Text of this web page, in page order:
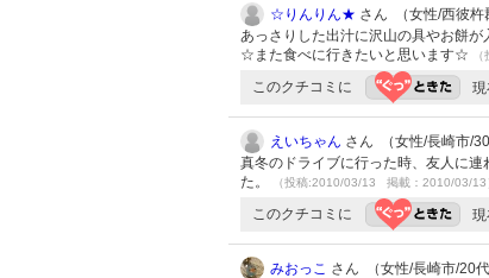
☆りんりん★ さん （女性/西彼杵
あっさりした出汁に沢山の具やお餅
☆また食べに行きたいと思います☆
このクチコミに 現
えいちゃん さん （女性/長崎市/30
真冬のドライブに行った時、友人に
た。
（投稿:2010/03/13 掲載：2010/03/13
このクチコミに 現
みおっこ さん （女性/長崎市/20代